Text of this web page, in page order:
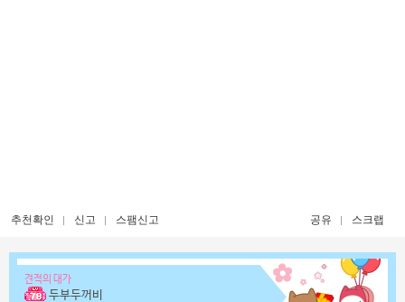
추천확인 신고 스팸신고 공유 스크랩
견적의 대가
두부두꺼비